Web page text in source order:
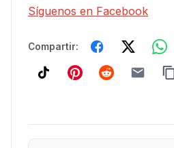
Síguenos en Facebook
Compartir: